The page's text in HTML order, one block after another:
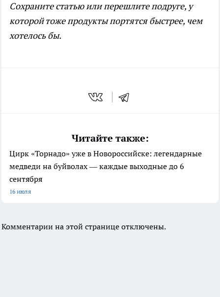
Сохраните статью или перешлите подруге, у
которой тоже продукты портятся быстрее, чем
хотелось бы.
Читайте также:
Цирк «Торнадо» уже в Новороссийске: легендарные
медведи на буйволах — каждые выходные до 6
сентября
16 июля
Комментарии на этой странице отключены.